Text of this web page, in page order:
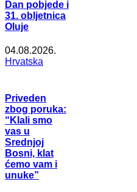
Dan pobjede i
31. obljetnica
Oluje
04.08.2026.
Hrvatska
Priveden
zbog poruka:
“Klali smo
vas u
Srednjoj
Bosni, klat
ćemo vam i
unuke”